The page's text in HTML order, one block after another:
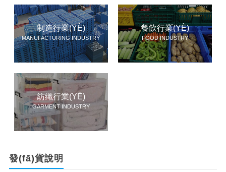
制造行業(YÈ)
MANUFACTURING INDUSTRY
餐飲行業(YÈ)
FOOD INDUSTRY
紡織行業(YÈ)
GARMENT INDUSTRY
發(fā)貨說明